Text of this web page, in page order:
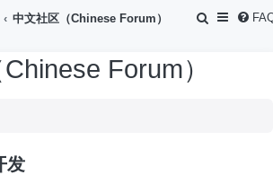
中文社区（Chinese Forum）
S
Forum）
发